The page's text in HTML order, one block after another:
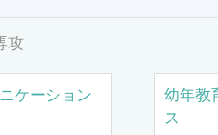
攻
ケーション
幼年教
ス